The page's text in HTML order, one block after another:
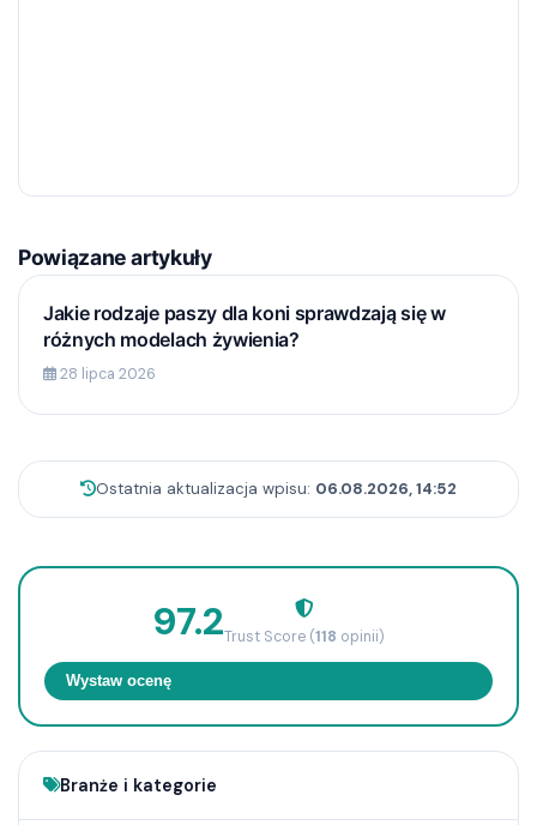
Powiązane artykuły
Jakie rodzaje paszy dla koni sprawdzają się w
różnych modelach żywienia?
28 lipca 2026
Ostatnia aktualizacja wpisu: 06.08.2026, 14:52
97.2Trust Score (118 opinii)
Wystaw ocenę
Branże i kategorie